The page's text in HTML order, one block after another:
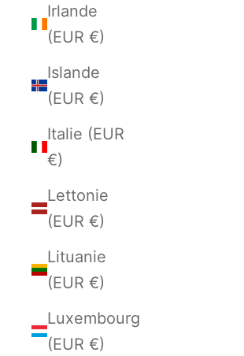
Irlande
(EUR €)
Islande
(EUR €)
Italie (EUR
€)
Lettonie
(EUR €)
Lituanie
(EUR €)
Luxembourg
(EUR €)